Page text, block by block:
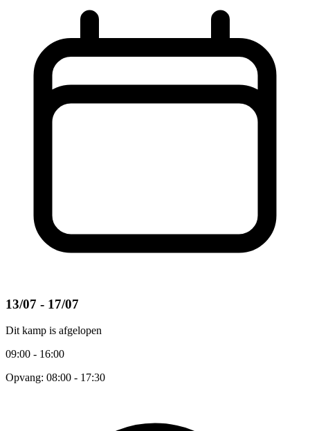
13/07 - 17/07
Dit kamp is afgelopen
09:00 - 16:00
Opvang: 08:00 - 17:30